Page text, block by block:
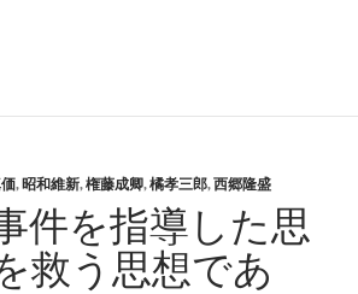
,昭和維新,権藤成卿,橘孝三郎,西郷隆盛
件を指導した思
救う思想であ